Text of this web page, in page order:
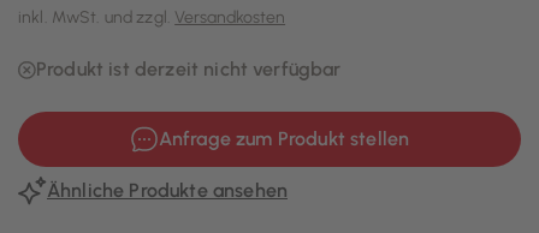
inkl. MwSt. und zzgl. Versandkosten
Produkt ist derzeit nicht verfügbar
Anfrage zum Produkt stellen
Ähnliche Produkte ansehen